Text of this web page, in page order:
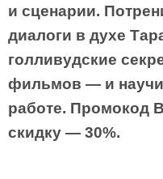
и сценарии.
диалоги в духе
голливудские
фильмов — и
работе. Промокод
скидку — 30%.